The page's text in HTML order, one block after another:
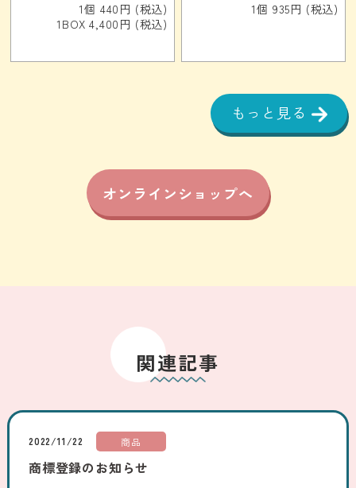
1個 440円 (税込)
1BOX 4,400円 (税込)
1個 935円 (税込)
もっと見る
オンラインショップへ
関連記事
2022/11/22 商品
商標登録のお知らせ